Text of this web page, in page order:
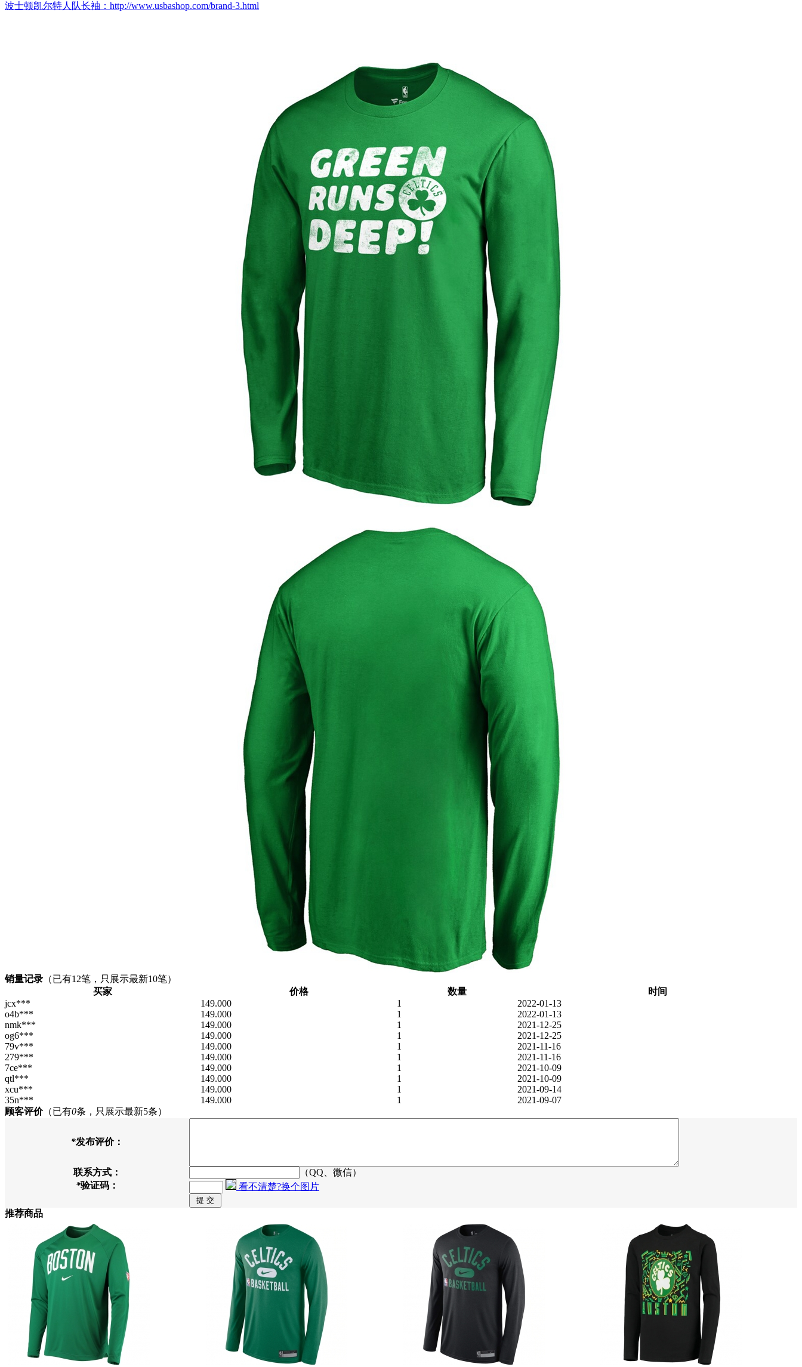
波士顿凯尔特人队长袖：http://www.usbashop.com/brand-3.html
销量记录 （已有12笔，只展示最新10笔）
买家
价格 数量
时间
jcx***
149.000 1
2022-01-13
o4b***
149.000 1
2022-01-13
nmk***
149.000 1
2021-12-25
og6***
149.000 1
2021-12-25
79v***
149.000 1
2021-11-16
279***
149.000 1
2021-11-16
7ce***
149.000 1
2021-10-09
qtl***
149.000 1
2021-10-09
xcu***
149.000 1
2021-09-14
35n***
149.000 1
2021-09-07
顾客评价（已有0条，只展示最新5条）
*发布评价：
联系方式：
（QQ、微信）
*验证码： 看不清楚?换个图片
推荐商品